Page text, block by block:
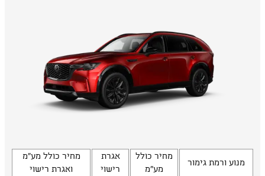
מנוע ורמת גימור
מחיר כולל
מע"מ
אגרת
רישוי
מחיר כולל מע"מ
ואגרת רישוי